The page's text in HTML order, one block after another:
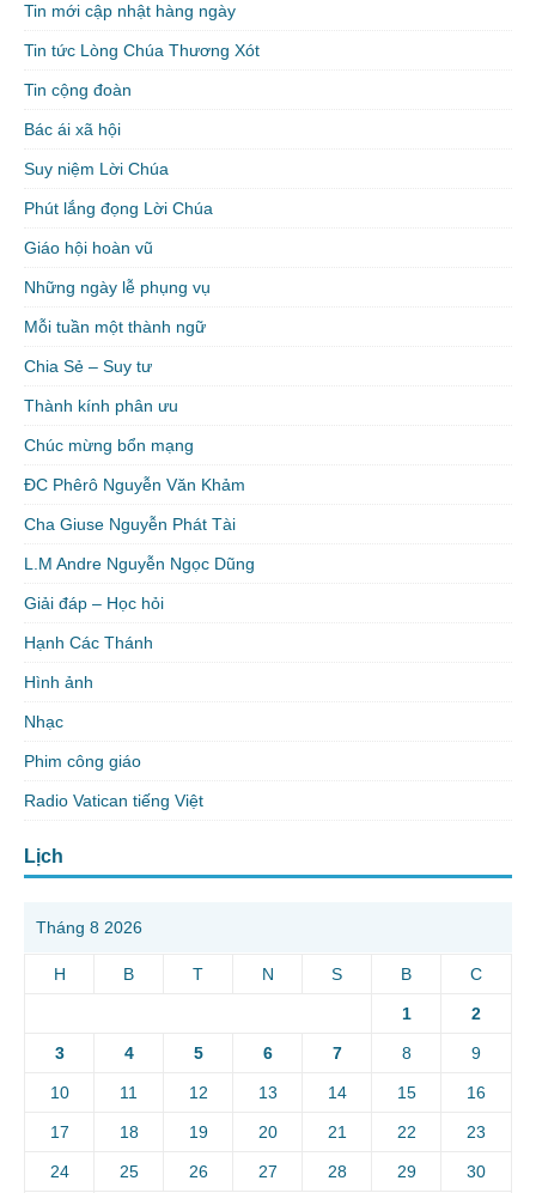
Tin mới cập nhật hàng ngày
Tin tức Lòng Chúa Thương Xót
Tin cộng đoàn
Bác ái xã hội
Suy niệm Lời Chúa
Phút lắng đọng Lời Chúa
Giáo hội hoàn vũ
Những ngày lễ phụng vụ
Mỗi tuần một thành ngữ
Chia Sẻ – Suy tư
Thành kính phân ưu
Chúc mừng bổn mạng
ĐC Phêrô Nguyễn Văn Khảm
Cha Giuse Nguyễn Phát Tài
L.M Andre Nguyễn Ngọc Dũng
Giải đáp – Học hỏi
Hạnh Các Thánh
Hình ảnh
Nhạc
Phim công giáo
Radio Vatican tiếng Việt
Lịch
Tháng 8 2026
H B T N S B C
1 2
3 4 5 6 7 8 9
10 11 12 13 14 15 16
17 18 19 20 21 22 23
24 25 26 27 28 29 30